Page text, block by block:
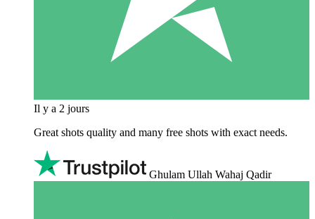
Il y a 2 jours
Great shots quality and many free shots with exact needs.
Ghulam Ullah Wahaj Qadir